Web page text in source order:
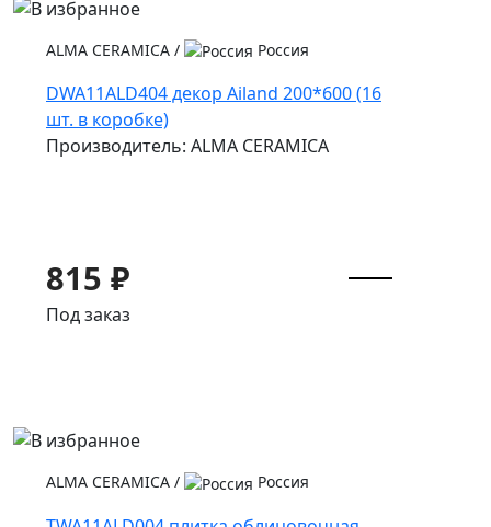
ALMA CERAMICA / Россия
DWA11ALD404 декор Ailand 200*600 (16
шт. в коробке)
Производитель: ALMA CERAMICA
815 ₽
Под заказ
ALMA CERAMICA / Россия